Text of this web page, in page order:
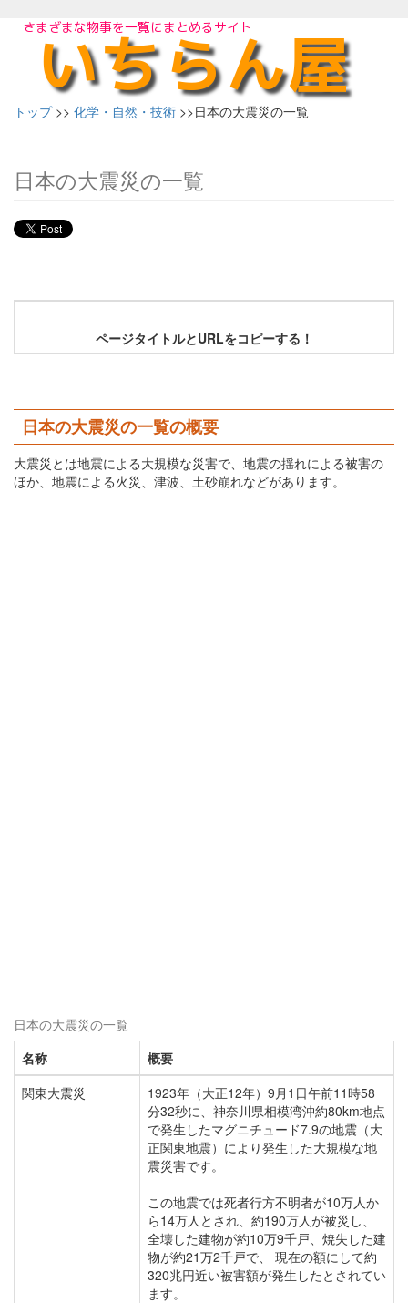
トップ >> 化学・自然・技術 >>日本の大震災の一覧
日本の大震災の一覧
ページタイトルとURLをコピーする！
日本の大震災の一覧の概要
大震災とは地震による大規模な災害で、地震の揺れによる被害の
ほか、地震による火災、津波、土砂崩れなどがあります。
日本の大震災の一覧
名称
概要
関東大震災
1923年（大正12年）9月1日午前11時58
分32秒に、神奈川県相模湾沖約80km地点
で発生したマグニチュード7.9の地震（大
正関東地震）により発生した大規模な地
震災害です。
この地震では死者行方不明者が10万人か
ら14万人とされ、約190万人が被災し、
全壊した建物が約10万9千戸、焼失した建
物が約21万2千戸で、 現在の額にして約
320兆円近い被害額が発生したとされてい
ます。